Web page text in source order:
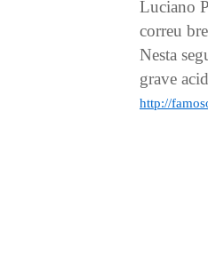
Luciano
correu
Nesta
grave
http://